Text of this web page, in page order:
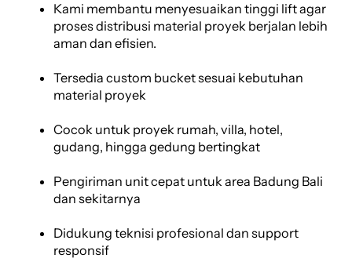
Kami membantu menyesuaikan tinggi lift agar
proses distribusi material proyek berjalan lebih
aman dan efisien.
Tersedia custom bucket sesuai kebutuhan
material proyek
Cocok untuk proyek rumah, villa, hotel,
gudang, hingga gedung bertingkat
Pengiriman unit cepat untuk area Badung Bali
dan sekitarnya
Didukung teknisi profesional dan support
responsif